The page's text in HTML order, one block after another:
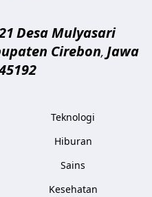
Desa Mulyasari
Cirebon, Jawa
Teknologi
Hiburan
Sains
Kesehatan